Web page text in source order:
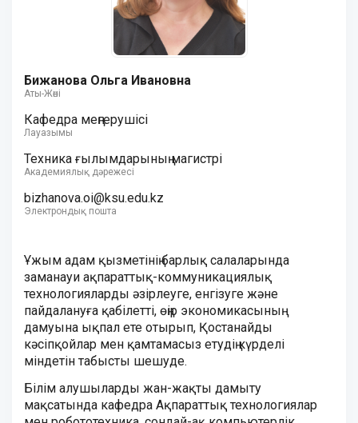
Бижанова Ольга Ивановна
Аты-Жөні
Кафедра меңгерушісі
Лауазымы
Техника ғылымдарының магистрі
Академиялық дәрежесі
bizhanova.oi@ksu.edu.kz
Электрондық пошта
Ұжым адам қызметінің барлық салаларында
заманауи ақпараттық-коммуникациялық
технологияларды әзірлеуге, енгізуге және
пайдалануға қабілетті, өңір экономикасының
дамуына ықпал ете отырып, Қостанайды
кәсіпқойлар мен қамтамасыз етудің күрделі
міндетін табысты шешуде.
Білім алушыларды жан-жақты дамыту
мақсатында кафедра Ақпараттық технологиялар